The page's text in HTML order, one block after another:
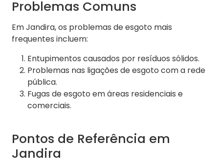
Problemas Comuns
Em Jandira, os problemas de esgoto mais
frequentes incluem:
Entupimentos causados por resíduos sólidos.
Problemas nas ligações de esgoto com a rede
pública.
Fugas de esgoto em áreas residenciais e
comerciais.
Pontos de Referência em
Jandira